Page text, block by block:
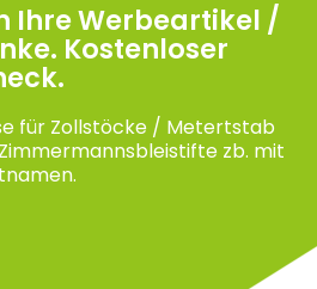
Ihre Werbeartikel /
Kostenloser
für Zollstöcke / Metertstab
zb. mit